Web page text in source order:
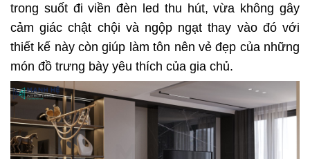
trong suốt đi viền đèn led thu hút, vừa không gây
cảm giác chật chội và ngộp ngạt thay vào đó với
thiết kế này còn giúp làm tôn nên vẻ đẹp của những
món đồ trưng bày yêu thích của gia chủ.